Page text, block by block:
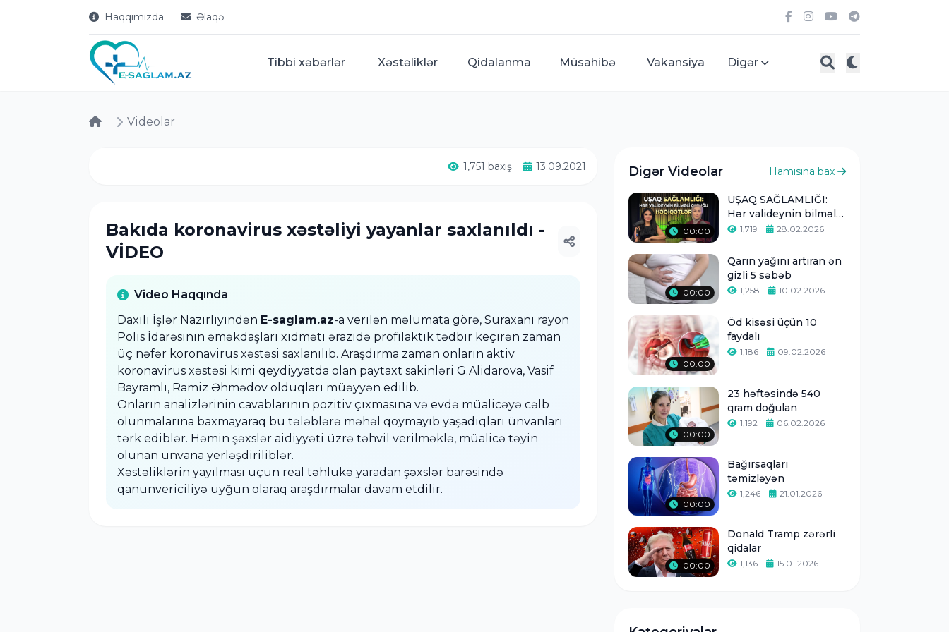
Haqqımızda Əlaqə
Tibbi xəbərlər Xəstəliklər Qidalanma Müsahibə Vakansiya Digər
Videolar
1,751 baxış 13.09.2021
Bakıda koronavirus xəstəliyi yayanlar saxlanıldı -
VİDEO
Video Haqqında
Daxili İşlər Nazirliyindən E-saglam.az-a verilən məlumata görə, Suraxanı rayon
Polis İdarəsinin əməkdaşları xidməti ərazidə profilaktik tədbir keçirən zaman
üç nəfər koronavirus xəstəsi saxlanılıb. Araşdırma zaman onların aktiv
koronavirus xəstəsi kimi qeydiyyatda olan paytaxt sakinləri G.Alidarova, Vasif
Bayramlı, Ramiz Əhmədov olduqları müəyyən edilib.
Onların analizlərinin cavablarının pozitiv çıxmasına və evdə müalicəyə cəlb
olunmalarına baxmayaraq bu tələblərə məhəl qoymayıb yaşadıqları ünvanları
tərk ediblər. Həmin şəxslər aidiyyəti üzrə təhvil verilməklə, müalicə təyin
olunan ünvana yerləşdiriliblər.
Xəstəliklərin yayılması üçün real təhlükə yaradan şəxslər barəsində
qanunvericiliyə uyğun olaraq araşdırmalar davam etdilir.
Digər Videolar Hamısına bax
00:00
UŞAQ SAĞLAMLIĞI:
Hər valideynin bilməli
olduğu həqiqətlər -
1,719 28.02.2026
00:00
Qarın yağını artıran ən
gizli 5 səbəb
1,258 10.02.2026
00:00
Öd kisəsi üçün 10
faydalı
1,186 09.02.2026
00:00
23 həftəsində 540
qram doğulan
1,192 06.02.2026
00:00
Bağırsaqları
təmizləyən
1,246 21.01.2026
00:00
Donald Tramp zərərli
qidalar
1,136 15.01.2026